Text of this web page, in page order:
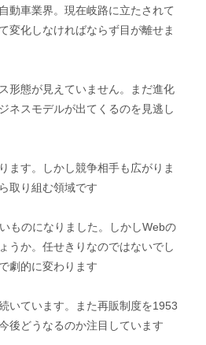
動車業界。現在岐路に立たされて
変化しなければならず目が離せま
形態が見えていません。まだ進化
ネスモデルが出てくるのを見逃し
ます。しかし競争相手も広がりま
取り組む領域です
ものになりました。しかしWebの
うか。任せきりなのではないでし
劇的に変わります
いています。また再販制度を1953
後どうなるのか注目しています